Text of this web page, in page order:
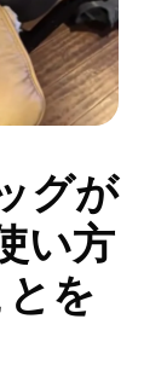
グが
い方
を